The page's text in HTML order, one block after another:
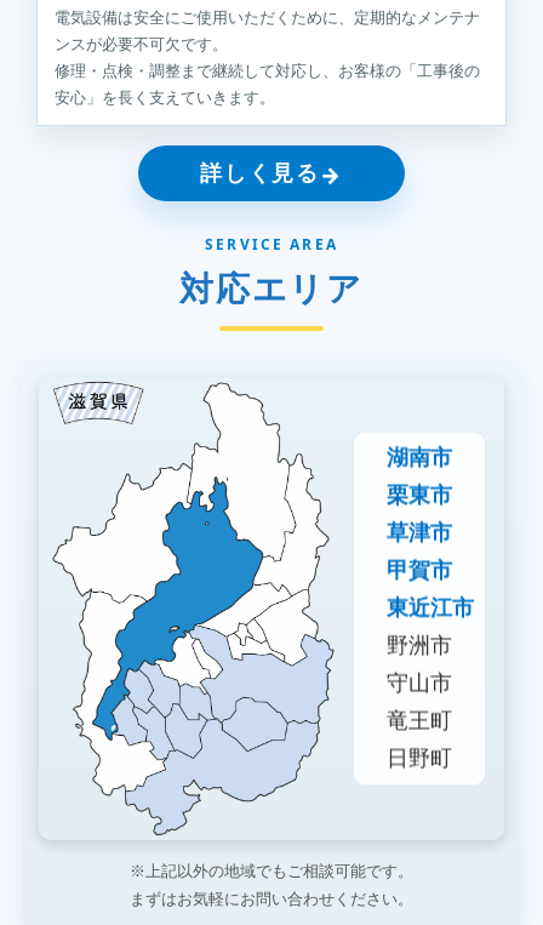
電気設備は安全にご使用いただくために、定期的なメンテナ
ンスが必要不可欠です。
修理・点検・調整まで継続して対応し、お客様の「工事後の
安心」を長く支えていきます。
詳しく見る →
SERVICE AREA
対応エリア
湖南市
栗東市
草津市
甲賀市
東近江市
野洲市
守山市
竜王町
日野町
※上記以外の地域でもご相談可能です。
まずはお気軽にお問い合わせください。